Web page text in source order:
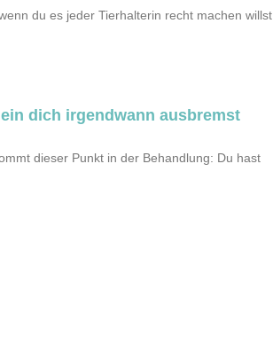
du es jeder Tierhalterin recht machen willst
dich irgendwann ausbremst
dieser Punkt in der Behandlung: Du hast